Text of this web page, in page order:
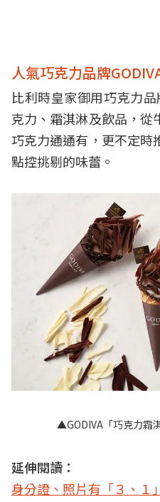
人氣巧克力品牌
比利時皇家御用巧克力
克力、霜淇淋及飲品，從
巧克力通通有，更不定時
點控挑剔的味蕾。
▲GODIVA「巧克力霜
延伸閱讀：
身分證、照片有「３、１